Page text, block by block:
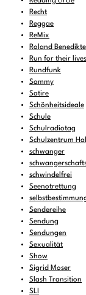
Recht
Reggae
ReMix
Roland
Run for their lives
Rundfunk
Sammy
Satire
Schönheitsideale
Schule
Schulradiotag
Schulzentrum Hall
schwanger
schwindelfrei
Seenotrettung
Sendereihe
Sendung
Sendungen
Sexualität
Show
Sigrid Moser
Slash Transition
SLI